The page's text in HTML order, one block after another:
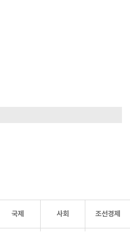
국제 사회 조선경제